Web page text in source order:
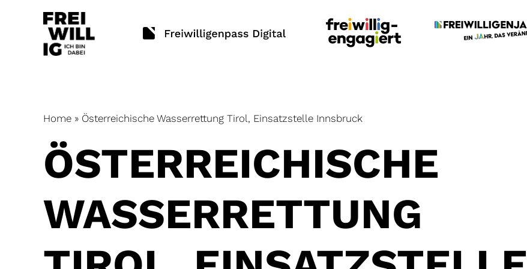
Home » Österreichische Wasserrettung Tirol, Einsatzstelle Innsbruck
ÖSTERREICHISCHE
WASSERRETTUNG